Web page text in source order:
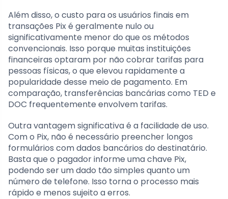
Além disso, o custo para os usuários finais em
transações Pix é geralmente nulo ou
significativamente menor do que os métodos
convencionais. Isso porque muitas instituições
financeiras optaram por não cobrar tarifas para
pessoas físicas, o que elevou rapidamente a
popularidade desse meio de pagamento. Em
comparação, transferências bancárias como TED e
DOC frequentemente envolvem tarifas.
Outra vantagem significativa é a facilidade de uso.
Com o Pix, não é necessário preencher longos
formulários com dados bancários do destinatário.
Basta que o pagador informe uma chave Pix,
podendo ser um dado tão simples quanto um
número de telefone. Isso torna o processo mais
rápido e menos sujeito a erros.